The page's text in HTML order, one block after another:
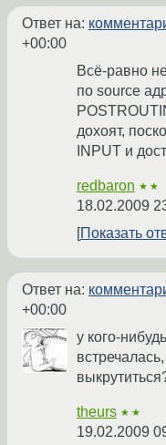
Ответ на:
+00:00
Всё-равно
по source
дохоят,
INPUT и
redbaron ★★
18.02.2009
Показать
Ответ на:
+00:00
у кого-
theurs ★★
19.02.2009